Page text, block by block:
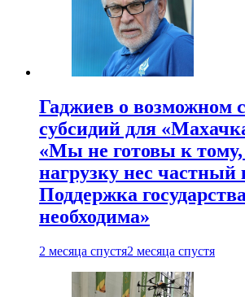
Гаджиев о возможном
субсидий для
«Мы не готовы к
нагрузку нес частный
Поддержка
необходима»
2 месяца спустя2 месяца спустя